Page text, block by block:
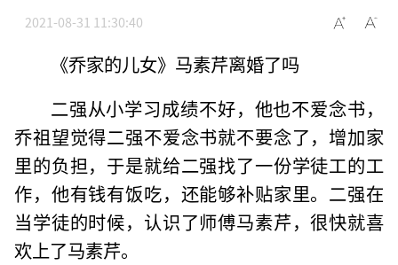
2021-08-31 11:30:40
《乔家的儿女》马素芹离婚了吗
二强从小学习成绩不好，他也不爱念书，
乔祖望觉得二强不爱念书就不要念了，增加家
里的负担，于是就给二强找了一份学徒工的工
作，他有钱有饭吃，还能够补贴家里。二强在
当学徒的时候，认识了师傅马素芹，很快就喜
欢上了马素芹。